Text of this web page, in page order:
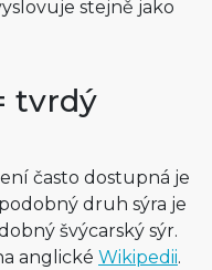
stejně jako
tvrdý
často dostupná je
druh sýra je
švýcarský sýr.
anglické Wikipedii.